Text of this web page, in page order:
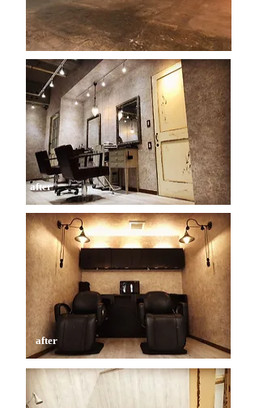
​after
​after